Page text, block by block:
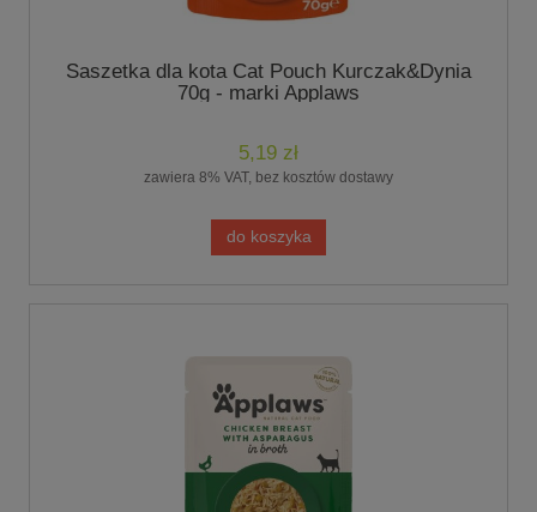
Saszetka dla kota Cat Pouch Kurczak&Dynia
70g - marki Applaws
5,19 zł
zawiera 8% VAT, bez kosztów dostawy
do koszyka